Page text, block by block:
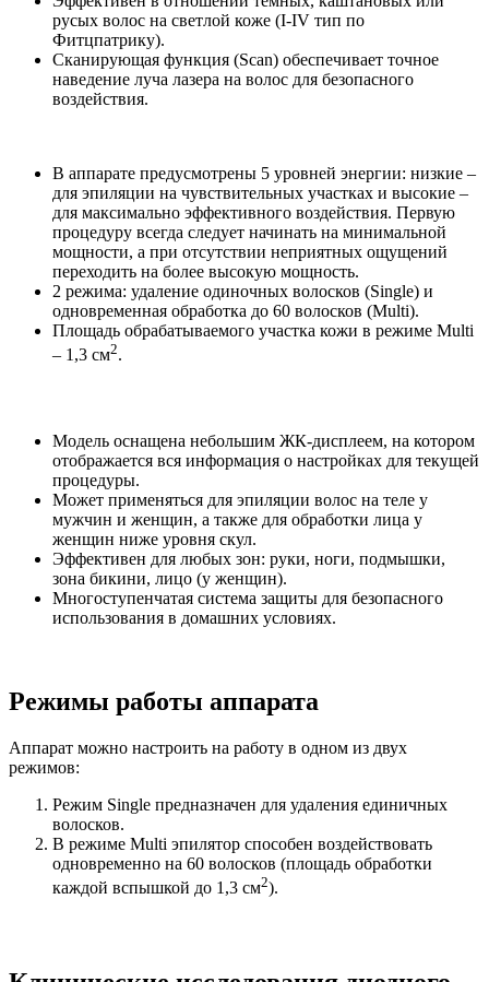
русых волос на светлой коже (I-IV тип по
Фитцпатрику).
Сканирующая функция (Scan) обеспечивает точное
наведение луча лазера на волос для безопасного
воздействия.
В аппарате предусмотрены 5 уровней энергии: низкие –
для эпиляции на чувствительных участках и высокие –
для максимально эффективного воздействия. Первую
процедуру всегда следует начинать на минимальной
мощности, а при отсутствии неприятных ощущений
переходить на более высокую мощность.
2 режима: удаление одиночных волосков (Single) и
одновременная обработка до 60 волосков (Multi).
Площадь обрабатываемого участка кожи в режиме Multi
– 1,3 см2.
Модель оснащена небольшим ЖК-дисплеем, на котором
отображается вся информация о настройках для текущей
процедуры.
Может применяться для эпиляции волос на теле у
мужчин и женщин, а также для обработки лица у
женщин ниже уровня скул.
Эффективен для любых зон: руки, ноги, подмышки,
зона бикини, лицо (у женщин).
Многоступенчатая система защиты для безопасного
использования в домашних условиях.
Режимы работы аппарата
Аппарат можно настроить на работу в одном из двух
режимов:
Режим Single предназначен для удаления единичных
волосков.
В режиме Multi эпилятор способен воздействовать
одновременно на 60 волосков (площадь обработки
каждой вспышкой до 1,3 см2).